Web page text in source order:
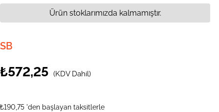
SB
₺572,25 (KDV Dahil)
₺190,75 'den başlayan taksitlerle
Ürün stoklarımızda kalmamıştır.